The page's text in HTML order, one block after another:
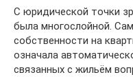
С юридической точки
была многослойной.
собственности на
означала
связанных с жильём